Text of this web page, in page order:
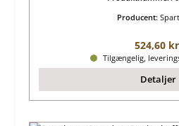
Producent:
524,60
Tilgængelig,
Detaljer